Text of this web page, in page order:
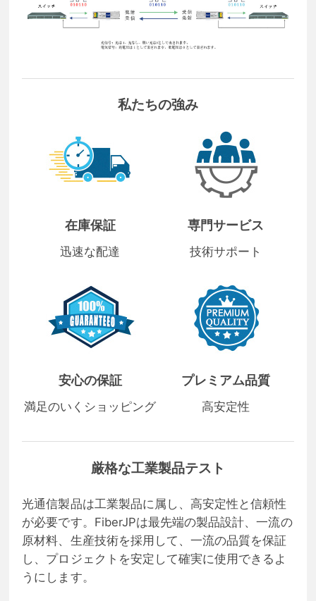
私たちの強み
在庫保証
迅速な配達
専門サービス
技術サポート
安心の保証
満足のいくショッピング
プレミアム品質
高安定性
厳格な工業製品テスト
光通信製品は工業製品に属し、高安定性と信頼性
が必要です。FiberJPは最先端の製品設計、一流の
原材料、生産技術を採用して、一流の品質を保証
し、プロジェクトを安定して確実に使用できるよ
うにします。